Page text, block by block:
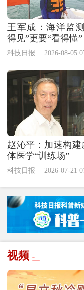
王军成：海洋监
得见”更要“看得懂”
科技日报 | 2026-08-05
赵沁平：加速构建
体医学“训练场”
科技日报 | 2026-07-21
视频